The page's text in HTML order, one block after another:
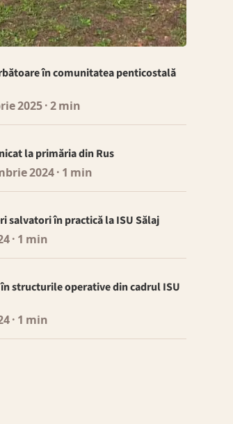
în comunitatea penticostală
2025· 2 min
la primăria din Rus
2024· 1 min
salvatori în practică la ISU Sălaj
· 1 min
structurile operative din cadrul ISU
· 1 min